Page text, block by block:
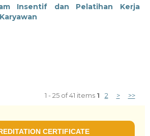
Insentif dan Pelatihan Kerja
1 - 25 of 41 items 1 2 > >>
CERTIFICATE